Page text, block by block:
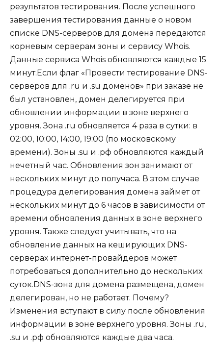
результатов тестирования. После успешного
завершения тестирования данные о новом
списке DNS-серверов для домена передаются
корневым серверам зоны и сервису Whois.
Данные сервиса Whois обновляются каждые 15
минут.Если флаг «Провести тестирование DNS-
серверов для .ru и .su доменов» при заказе не
был установлен, домен делегируется при
обновлении информации в зоне верхнего
уровня. Зона .ru обновляется 4 раза в сутки: в
02:00, 10:00, 14:00, 19:00 (по московскому
времени). Зоны .su и .рф обновляются каждый
нечетный час. Обновления зон занимают от
нескольких минут до получаса. В этом случае
процедура делегирования домена займет от
нескольких минут до 6 часов в зависимости от
времени обновления данных в зоне верхнего
уровня. Также следует учитывать, что на
обновление данных на кеширующих DNS-
серверах интернет-провайдеров может
потребоваться дополнительно до нескольких
суток.DNS-зона для домена размещена, домен
делегирован, но не работает. Почему?
Изменения вступают в силу после обновления
информации в зоне верхнего уровня. Зоны .ru,
.su и .рф обновляются каждые два часа.